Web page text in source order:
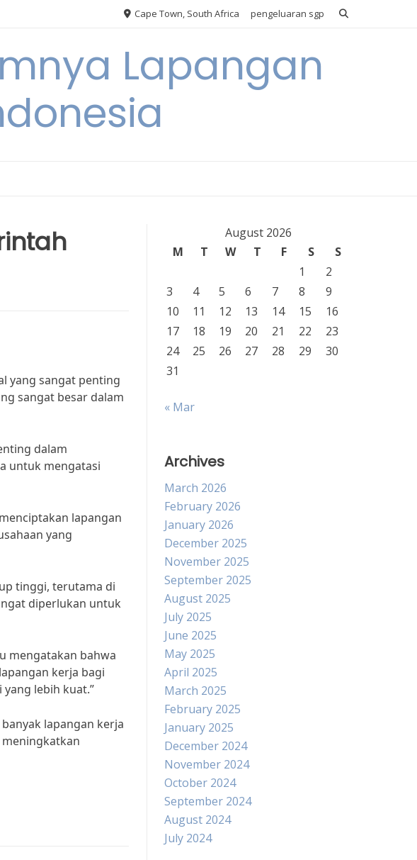
Cape Town, South Africa pengeluaran sgp
Lapangan
yang sangat penting
sangat besar dalam
dalam
untuk mengatasi
lapangan
yang
tinggi, terutama di
diperlukan untuk
mengatakan bahwa
kerja bagi
lebih kuat.”
lapangan kerja
August 2026
M
T W T F S
S
1
2
3
4 5 6 7 8
9
10
11 12 13 14 15
16
17
18 19 20 21 22
23
24
25 26 27 28 29
30
31
« Mar
Archives
March 2026
February 2026
January 2026
December 2025
November 2025
September 2025
August 2025
July 2025
June 2025
May 2025
April 2025
March 2025
February 2025
January 2025
December 2024
November 2024
October 2024
September 2024
August 2024
July 2024